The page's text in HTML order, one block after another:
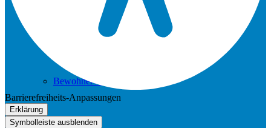
Bewohnerwäsche(pflege)
Barrierefreiheits-Anpassungen
Erklärung
Symbolleiste ausblenden